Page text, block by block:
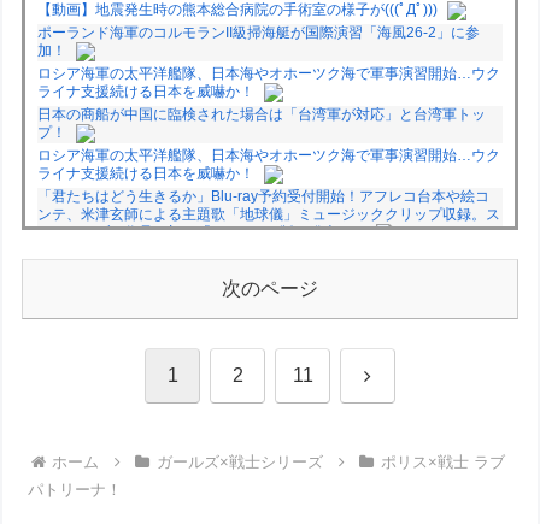
【動画】地震発生時の熊本総合病院の手術室の様子が(((ﾟДﾟ)))
ポーランド海軍のコルモランII級掃海艇が国際演習「海風26-2」に参
加！
ロシア海軍の太平洋艦隊、日本海やオホーツク海で軍事演習開始…ウク
ライナ支援続ける日本を威嚇か！
日本の商船が中国に臨検された場合は「台湾軍が対応」と台湾軍トッ
プ！
ロシア海軍の太平洋艦隊、日本海やオホーツク海で軍事演習開始…ウク
ライナ支援続ける日本を威嚇か！
「君たちはどう生きるか」Blu-ray予約受付開始！アフレコ台本や絵コ
ンテ、米津玄師による主題歌「地球儀」ミュージッククリップ収録。ス
タジオジブリ作品で初の「4K UHD」版も発売！！
★【ワートリ】今月新発売!!第27巻まとめ【コメント欄まとめます】
★【ワートリ】今月第241話「遠征選抜試験㊲」第242話「遠征選抜試
験㊳」【コメント欄まとめます】【しばらく固定記事です】
Powered by livedoor 相互RSS
次のページ
1 2 11 次
ホーム ガールズ×戦士シリーズ
ポリス×戦士 ラブ
パトリーナ！